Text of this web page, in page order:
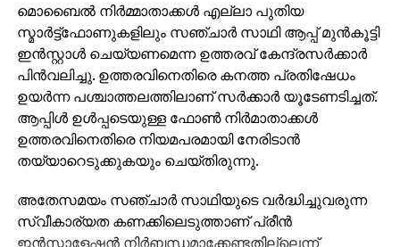
മൊബൈല്‍ നിര്‍മ്മാതാക്കള്‍ എല്ലാ പുതിയ
സ്മാര്‍ട്ട്ഫോണുകളിലും സഞ്ചാര്‍ സാഥി ആപ്പ് മുന്‍കൂട്ടി
ഇന്‍സ്റ്റാള്‍ ചെയ്യണമെന്ന ഉത്തരവ് കേന്ദ്രസര്‍ക്കാര്‍
പിന്‍വലിച്ചു. ഉത്തരവിനെതിരെ കനത്ത പ്രതിഷേധം
ഉയര്‍ന്ന പശ്ചാത്തലത്തിലാണ് സര്‍ക്കാര്‍ യൂടേണടിച്ചത്.
ആപ്പിള്‍ ഉള്‍പ്പടെയുള്ള ഫോണ്‍ നിര്‍മാതാക്കള്‍
ഉത്തരവിനെതിരെ നിയമപരമായി നേരിടാന്‍
തയ്യാറെടുക്കുകയും ചെയ്തിരുന്നു.
അതേസമയം സഞ്ചാര്‍ സാഥിയുടെ വര്‍ദ്ധിച്ചുവരുന്ന
സ്വീകാര്യത കണക്കിലെടുത്താണ് പ്രീന്‍
ഇന്‍സ്റ്റാളേഷന്‍ നിര്‍ബന്ധമാക്കേണ്ടതില്ലെന്ന്